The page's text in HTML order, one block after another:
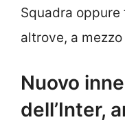
Squadra
altrove, a
Nuovo
dell’Inter,